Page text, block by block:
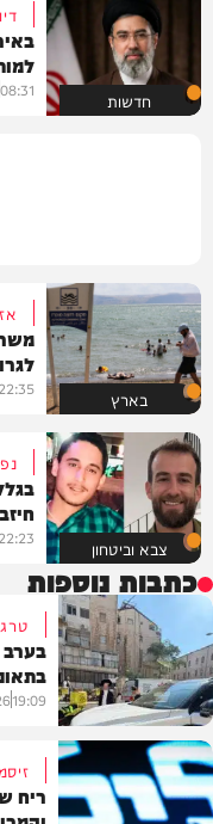
חדשות 08:31
בארץ 22:35
צבא וביטחון 22:23
כתבות נוספות
בארץ
בערב
19:09
ריח